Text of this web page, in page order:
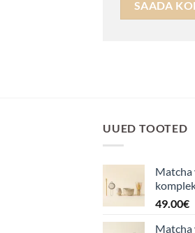
UUED TOOTED
Matcha
49.00€
Matcha